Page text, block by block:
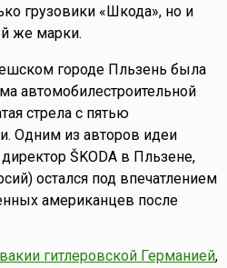
грузовики «Шкода», но и
же марки.
городе Пльзень была
автомобилестроительной
стрела с пятью
Одним из авторов идеи
ŠKODA в Пльзене,
остался под впечатлением
американцев после
гитлеровской Германией,